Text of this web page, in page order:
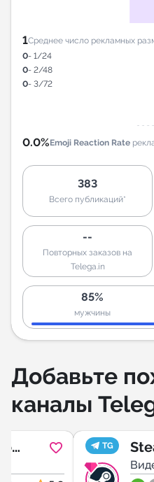
1Среднее число рекламных
0- 1/24
0- 2/48
0- 3/72
0.0%Emoji Reaction Rate
383
Всего публикаций*
--
Повторных заказов на
Telega.in
85%
мужчины
Добавьте
каналы
о TG